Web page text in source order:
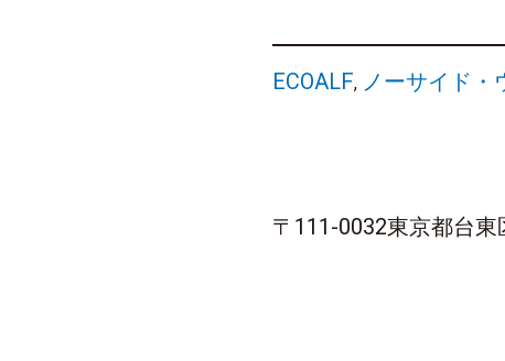
ECOALF, ノーサイド・
〒111-0032東京都台東